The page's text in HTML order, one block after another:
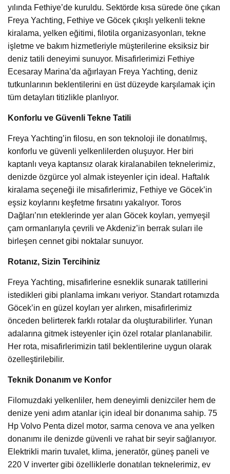
yılında Fethiye’de kuruldu. Sektörde kısa sürede öne çıkan
Freya Yachting, Fethiye ve Göcek çıkışlı yelkenli tekne
kiralama, yelken eğitimi, filotila organizasyonları, tekne
işletme ve bakım hizmetleriyle müşterilerine eksiksiz bir
deniz tatili deneyimi sunuyor. Misafirlerimizi Fethiye
Ecesaray Marina’da ağırlayan Freya Yachting, deniz
tutkunlarının beklentilerini en üst düzeyde karşılamak için
tüm detayları titizlikle planlıyor.
Konforlu ve Güvenli Tekne Tatili
Freya Yachting’in filosu, en son teknoloji ile donatılmış,
konforlu ve güvenli yelkenlilerden oluşuyor. Her biri
kaptanlı veya kaptansız olarak kiralanabilen teknelerimiz,
denizde özgürce yol almak isteyenler için ideal. Haftalık
kiralama seçeneği ile misafirlerimiz, Fethiye ve Göcek’in
eşsiz koylarını keşfetme fırsatını yakalıyor. Toros
Dağları’nın eteklerinde yer alan Göcek koyları, yemyeşil
çam ormanlarıyla çevrili ve Akdeniz’in berrak suları ile
birleşen cennet gibi noktalar sunuyor.
Rotanız, Sizin Tercihiniz
Freya Yachting, misafirlerine esneklik sunarak tatillerini
istedikleri gibi planlama imkanı veriyor. Standart rotamızda
Göcek’in en güzel koyları yer alırken, misafirlerimiz
önceden belirterek farklı rotalar da oluşturabilirler. Yunan
adalarına gitmek isteyenler için özel rotalar planlanabilir.
Her rota, misafirlerimizin tatil beklentilerine uygun olarak
özelleştirilebilir.
Teknik Donanım ve Konfor
Filomuzdaki yelkenliler, hem deneyimli denizciler hem de
denize yeni adım atanlar için ideal bir donanıma sahip. 75
Hp Volvo Penta dizel motor, sarma cenova ve ana yelken
donanımı ile denizde güvenli ve rahat bir seyir sağlanıyor.
Elektrikli marin tuvalet, klima, jeneratör, güneş paneli ve
220 V inverter gibi özelliklerle donatılan teknelerimiz, ev